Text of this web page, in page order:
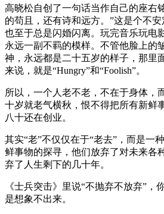
高晓松自创了一句话当作自己的座右
的苟且，还有诗和远方。”这是个不安
也至于总是闪婚闪离。玩完音乐玩电
永远一副不羁的模样。不管他脸上的
神，永远都是二十五岁的样子，那里
来说，就是“Hungry”和“Foolish”。
所以，一个人老不老，不在于身体，
十岁就老气横秋，恨不得把所有新鲜
八十还在创业。
其实“老”不仅仅在于“老去”，而是一
鲜事物的探寻，他们放弃了对未来各
弃了人生剩下的几十年。
《士兵突击》里说“不抛弃不放弃”，
是想象不出来。